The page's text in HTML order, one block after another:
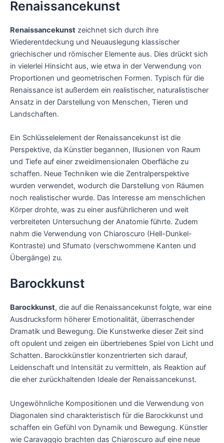
Renaissancekunst
Renaissancekunst zeichnet sich durch ihre
Wiederentdeckung und Neuauslegung klassischer
griechischer und römischer Elemente aus. Dies drückt sich
in vielerlei Hinsicht aus, wie etwa in der Verwendung von
Proportionen und geometrischen Formen. Typisch für die
Renaissance ist außerdem ein realistischer, naturalistischer
Ansatz in der Darstellung von Menschen, Tieren und
Landschaften.
Ein Schlüsselelement der Renaissancekunst ist die
Perspektive, da Künstler begannen, Illusionen von Raum
und Tiefe auf einer zweidimensionalen Oberfläche zu
schaffen. Neue Techniken wie die Zentralperspektive
wurden verwendet, wodurch die Darstellung von Räumen
noch realistischer wurde. Das Interesse am menschlichen
Körper drohte, was zu einer ausführlicheren und weit
verbreiteten Untersuchung der Anatomie führte. Zudem
nahm die Verwendung von Chiaroscuro (Hell-Dunkel-
Kontraste) und Sfumato (verschwommene Kanten und
Übergänge) zu.
Barockkunst
Barockkunst, die auf die Renaissancekunst folgte, war eine
Ausdrucksform höherer Emotionalität, überraschender
Dramatik und Bewegung. Die Kunstwerke dieser Zeit sind
oft opulent und zeigen ein übertriebenes Spiel von Licht und
Schatten. Barockkünstler konzentrierten sich darauf,
Leidenschaft und Intensität zu vermitteln, als Reaktion auf
die eher zurückhaltenden Ideale der Renaissancekunst.
Ungewöhnliche Kompositionen und die Verwendung von
Diagonalen sind charakteristisch für die Barockkunst und
schaffen ein Gefühl von Dynamik und Bewegung. Künstler
wie Caravaggio brachten das Chiaroscuro auf eine neue